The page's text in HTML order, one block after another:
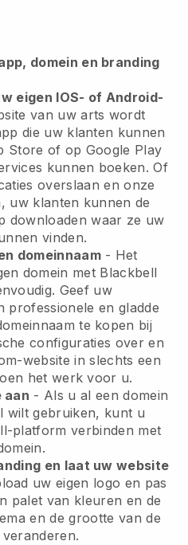
domein en branding
eigen IOS- of Android-
van uw arts wordt
die uw klanten kunnen
Store of op Google Play
kunnen boeken. Of
overslaan en onze
uw klanten kunnen de
downloaden waar ze uw
vinden.
domeinnaam- Het
domein met Blackbell
Geef uw
professionele en gladde
te kopen bij
configuraties over en
website in slechts een
het werk voor u.
aan - Als u al een domein
wilt gebruiken, kunt u
platform verbinden met
en laat uw website
uw eigen logo en pas
palet van kleuren en de
en de grootte van de